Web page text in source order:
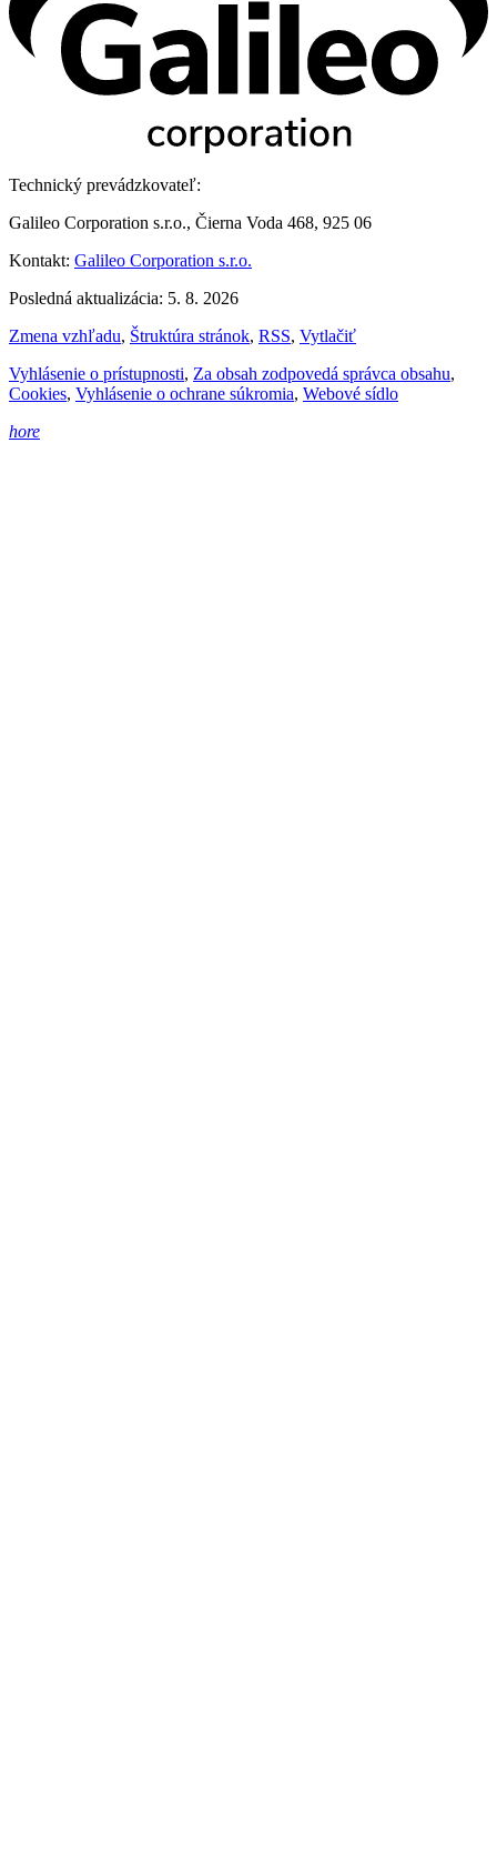
Technický prevádzkovateľ:
Galileo Corporation s.r.o., Čierna Voda 468, 925 06
Kontakt: Galileo Corporation s.r.o.
Posledná aktualizácia: 5. 8. 2026
Zmena vzhľadu, Štruktúra stránok, RSS, Vytlačiť
Vyhlásenie o prístupnosti, Za obsah zodpovedá správca obsahu,
Cookies, Vyhlásenie o ochrane súkromia, Webové sídlo
hore